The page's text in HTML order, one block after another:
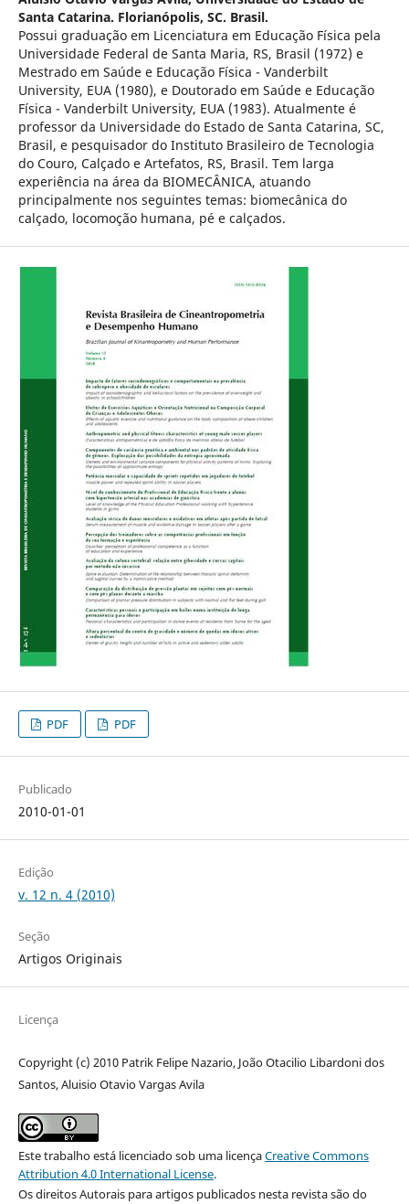
Santa Catarina. Florianópolis, SC. Brasil.
Possui graduação em Licenciatura em Educação Física pela
Universidade Federal de Santa Maria, RS, Brasil (1972) e
Mestrado em Saúde e Educação Física - Vanderbilt
University, EUA (1980), e Doutorado em Saúde e Educação
Física - Vanderbilt University, EUA (1983). Atualmente é
professor da Universidade do Estado de Santa Catarina, SC,
Brasil, e pesquisador do Instituto Brasileiro de Tecnologia
do Couro, Calçado e Artefatos, RS, Brasil. Tem larga
experiência na área da BIOMECÂNICA, atuando
principalmente nos seguintes temas: biomecânica do
calçado, locomoção humana, pé e calçados.
PDF PDF
Publicado
2010-01-01
Edição
v. 12 n. 4 (2010)
Seção
Artigos Originais
Licença
Copyright (c) 2010 Patrik Felipe Nazario, João Otacilio Libardoni dos
Santos, Aluisio Otavio Vargas Avila
Este trabalho está licenciado sob uma licençaCreative Commons
Attribution 4.0 International License.
Os direitos Autorais para artigos publicados nesta revista são do